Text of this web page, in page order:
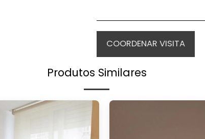
COORDENAR VISITA
Produtos Similares